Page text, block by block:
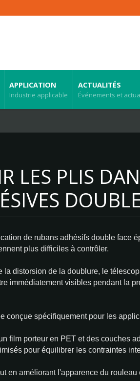
APPLICATION
Industrie applicable
ACTUALITÉS
Événements et
LES PLIS
de rubans adhésifs double face
plus difficiles à contrôler.
distorsion de la doublure, le
immédiatement visibles pendant la
conçue spécifiquement pour les
film porteur en PET et des couches
pour équilibrer les contraintes
en améliorant l'apparence du